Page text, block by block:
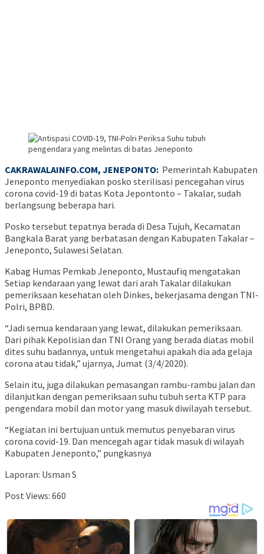
CAKRAWALAINFO.COM, JENEPONTO: Pemerintah Kabupaten
Jeneponto menyediakan posko sterilisasi pencegahan virus
corona covid-19 di batas Kota Jepontonto – Takalar, sudah
berlangsung beberapa hari.
Posko tersebut tepatnya berada di Desa Tujuh, Kecamatan
Bangkala Barat yang berbatasan dengan Kabupaten Takalar –
Jeneponto, Sulawesi Selatan.
Kabag Humas Pemkab Jeneponto, Mustaufiq mengatakan
Setiap kendaraan yang lewat dari arah Takalar dilakukan
pemeriksaan kesehatan oleh Dinkes, bekerjasama dengan TNI-
Polri, BPBD.
“Jadi semua kendaraan yang lewat, dilakukan pemeriksaan.
Dari pihak Kepolisian dan TNI Orang yang berada diatas mobil
dites suhu badannya, untuk mengetahui apakah dia ada gelaja
corona atau tidak,” ujarnya, Jumat (3/4/2020).
Selain itu, juga dilakukan pemasangan rambu-rambu jalan dan
dilanjutkan dengan pemeriksaan suhu tubuh serta KTP para
pengendara mobil dan motor yang masuk diwilayah tersebut.
“Kegiatan ini bertujuan untuk memutus penyebaran virus
corona covid-19. Dan mencegah agar tidak masuk di wilayah
Kabupaten Jeneponto,” pungkasnya
Laporan: Usman S
Post Views: 660